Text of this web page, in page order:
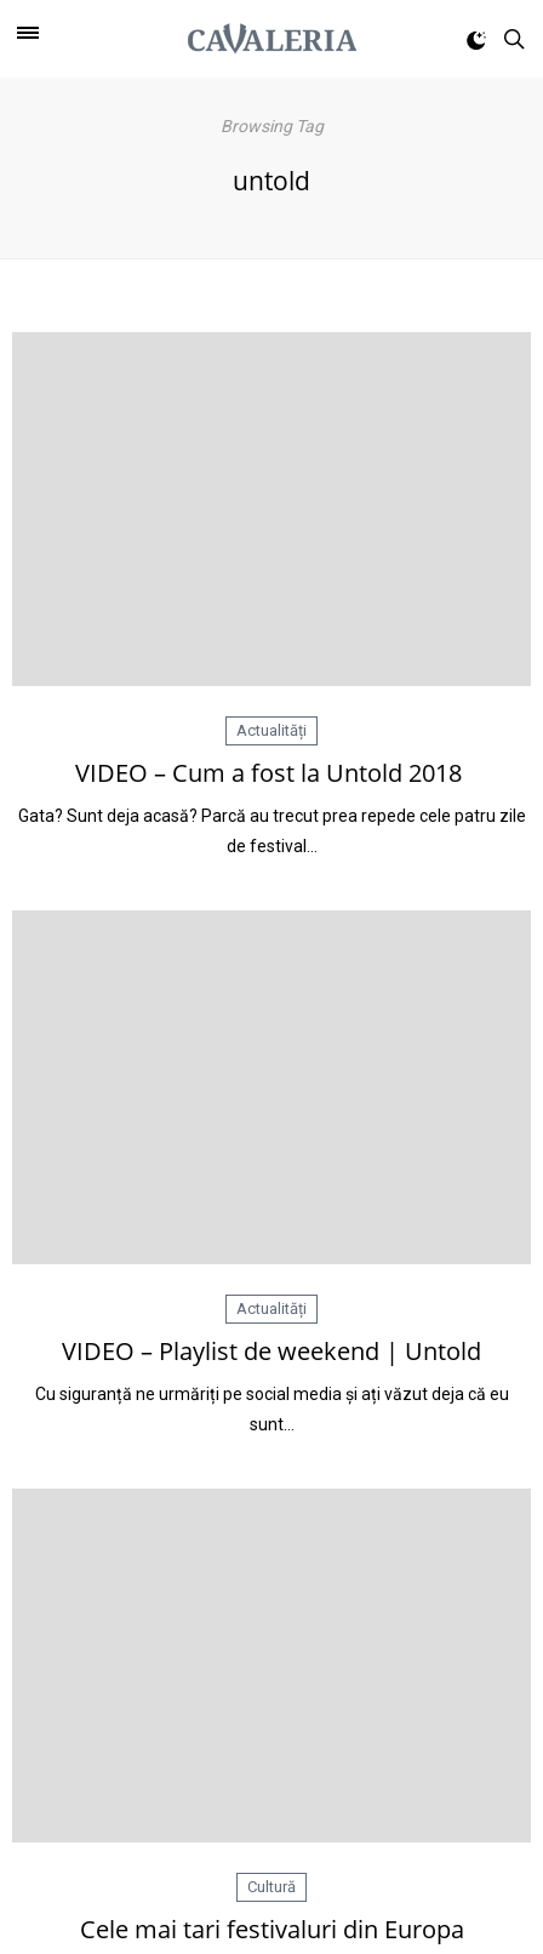
Browsing Tag
untold
Actualități
VIDEO – Cum a fost la Untold 2018
Gata? Sunt deja acasă? Parcă au trecut prea repede cele patru zile
de festival…
Actualități
VIDEO – Playlist de weekend | Untold
Cu siguranță ne urmăriți pe social media și ați văzut deja că eu
sunt…
Cultură
Cele mai tari festivaluri din Europa